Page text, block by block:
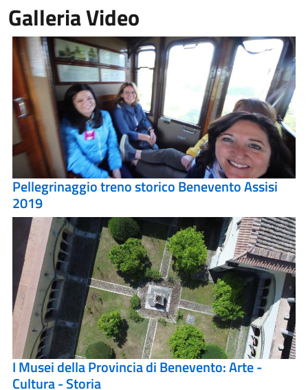
Galleria Video
Pellegrinaggio treno storico Benevento Assisi
2019
I Musei della Provincia di Benevento: Arte -
Cultura - Storia